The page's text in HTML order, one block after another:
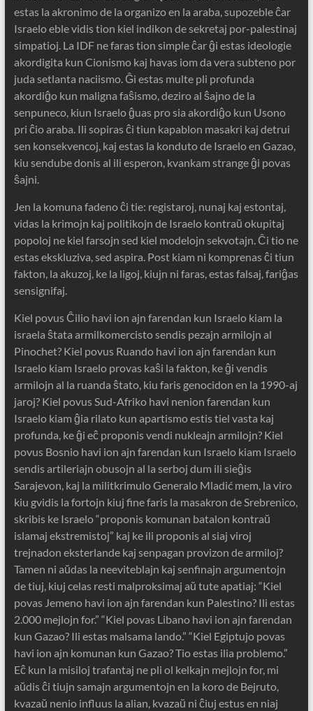
estas la akronimo de la organizo en la araba, supozeble ĉar
Israelo eble vidis tion kiel indikon de sekretaj por-palestinaj
simpatioj. La IDF ne faras tion simple ĉar ĝi estas ideologie
akordigita kun Cionismo kaj havas iom da vera subteno por
juda setlanta naciismo. Ĝi estas multe pli profunda
akordiĝo kun maligna faŝismo, deziro al ŝajno de la
senpuneco, kiun Israelo ĝuas pro sia akordiĝo kun Usono
pri ĉio araba. Ili sopiras ĉi tiun kapablon masakri kaj detrui
sen konsekvencoj, kaj estas la konduto de Israelo en Gazao,
kiu sendube donis al ili esperon, kvankam strange ĝi povas
ŝajni.
Jen la komuna fadeno ĉi tie: registaroj, nunaj kaj estontaj,
vidas la krimojn kaj politikojn de Israelo kontraŭ okupitaj
popoloj ne kiel farsojn sed kiel modelojn sekvotajn. Ĉi tio ne
estas ekskluziva, sed aspira. Post kiam ni komprenas ĉi tiun
fakton, la akuzoj, ke la ligoj, kiujn ni faras, estas falsaj, fariĝas
sensignifaj.
Kiel povus Ĉilio havi ion ajn farendan kun Israelo kiam la
israela ŝtata armilkomercisto sendis pezajn armilojn al
Pinochet? Kiel povus Ruando havi ion ajn farendan kun
Israelo kiam Israelo provas kaŝi la fakton, ke ĝi vendis
armilojn al la ruanda ŝtato, kiu faris genocidon en la 1990-aj
jaroj? Kiel povus Sud-Afriko havi nenion farendan kun
Israelo kiam ĝia rilato kun apartismo estis tiel vasta kaj
profunda, ke ĝi eĉ proponis vendi nukleajn armilojn? Kiel
povus Bosnio havi ion ajn farendan kun Israelo kiam Israelo
sendis artileriajn obusojn al la serboj dum ili sieĝis
Sarajevon, kaj la militkrimulo Generalo Mladić mem, la viro
kiu gvidis la fortojn kiuj fine faris la masakron de Srebrenico,
skribis ke Israelo “proponis komunan batalon kontraŭ
islamaj ekstremistoj” kaj ke ili proponis al siaj viroj
trejnadon eksterlande kaj senpagan provizon de armiloj?
Tamen ni aŭdas la neeviteblajn kaj senfinajn argumentojn
de tiuj, kiuj celas resti malproksimaj aŭ tute apatiaj: “Kiel
povas Jemeno havi ion ajn farendan kun Palestino? Ili estas
2.000 mejlojn for.” “Kiel povas Libano havi ion ajn farendan
kun Gazao? Ili estas malsama lando.” “Kiel Egiptujo povas
havi ion ajn komunan kun Gazao? Tio estas ilia problemo.”
Eĉ kun la misiloj trafantaj ne pli ol kelkajn mejlojn for, mi
aŭdis ĉi tiujn samajn argumentojn en la koro de Bejruto,
kvazaŭ nenio influus la alian, kvazaŭ ni ĉiuj estus en niaj